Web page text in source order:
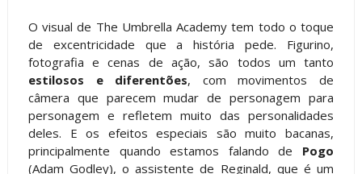
O visual de The Umbrella Academy tem todo o toque
de excentricidade que a história pede. Figurino,
fotografia e cenas de ação, são todos um tanto
estilosos e diferentões, com movimentos de
câmera que parecem mudar de personagem para
personagem e refletem muito das personalidades
deles. E os efeitos especiais são muito bacanas,
principalmente quando estamos falando de Pogo
(Adam Godley), o assistente de Reginald, que é um